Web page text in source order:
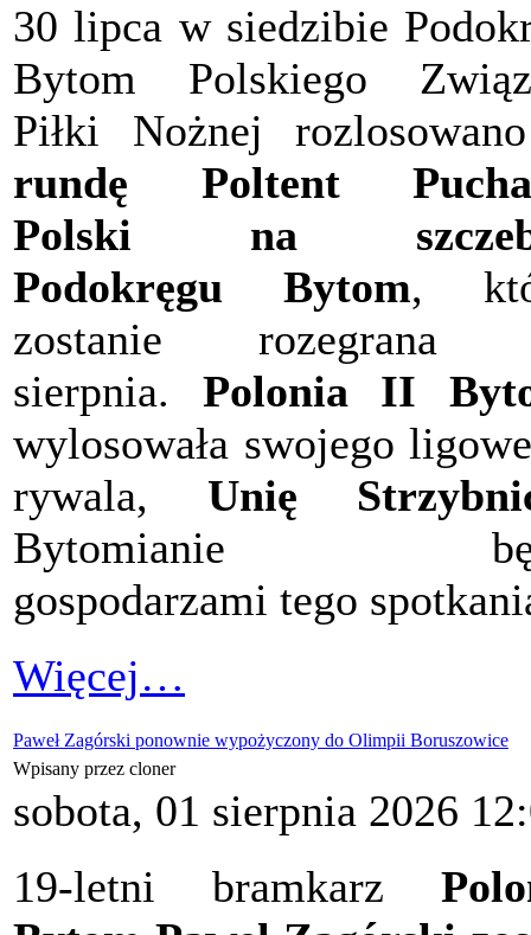
30 lipca w siedzibie
Bytom Polskiego
Piłki Nożnej
rundę Poltent
Polski na
Podokręgu Bytom,
zostanie rozegrana
sierpnia. Polonia II
wylosowała swojego
rywala, Unię
Bytomianie
gospodarzami tego
Więcej…
Paweł Zagórski ponownie wypożyczony do Olimpii Boruszowice
Wpisany przez cloner
sobota, 01 sierpnia 2026
19-letni bramkarz